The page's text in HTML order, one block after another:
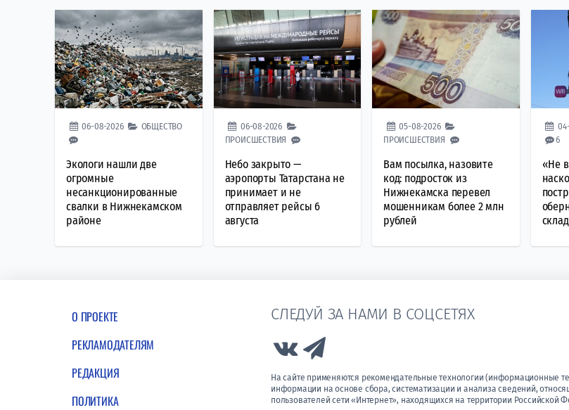
06-08-2026 ОБЩЕСТВО
Экологи нашли две
огромные
несанкционированные
свалки в Нижнекамском
районе
06-08-2026
ПРОИСШЕСТВИЯ
Небо закрыто —
аэропорты Татарстана не
принимает и не
отправляет рейсы 6
августа
05-08-2026
ПРОИСШЕСТВИЯ
Вам посылка, назовите
код: подросток из
Нижнекамска перевел
мошенникам более 2 млн
рублей
6
«Не
О ПРОЕКТЕ
РЕКЛАМОДАТЕЛЯМ
РЕДАКЦИЯ
ПОЛИТИКА
СЛЕДУЙ ЗА НАМИ В СОЦСЕТЯХ
Link to Vk
На сайте применяются рекомендательные технологии (информационные
информации на основе сбора, систематизации и анализа сведений,
пользователей сети «Интернет», находящихся на территории Российской